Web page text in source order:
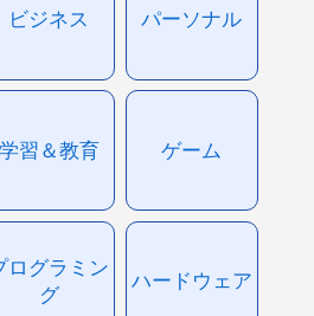
ビジネス パーソナル
学習＆教育 ゲーム
ログラミン
グ
ハードウェア